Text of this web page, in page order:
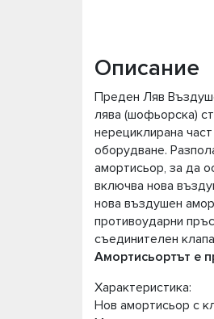
Описание
Преден Ляв
лява (шофьорска)
нерециклирана
оборудване.
амортисьор, за да
включва нова
нова въздушен
противоударни
съединителен
Амортисьортът е
Характеристика:
Нов амортисьор с